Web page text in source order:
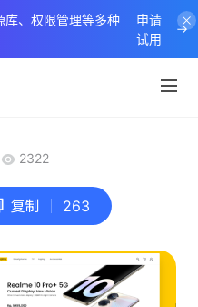
库、权限管理等多种
申请
试用
2322
复制 263